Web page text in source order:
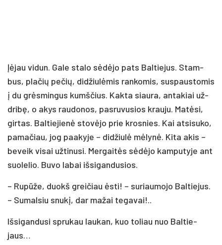
Įė­jau vi­dun. Ga­le sta­lo sė­dė­jo pa­ts Bal­tie­jus. Stam­
bus, pla­čių pe­čių, di­džiu­lė­mis ran­ko­mis, su­spaus­to­mis
į du grės­min­gus kumš­čius. Kak­ta siau­ra, an­ta­kiai už­
dri­bę, o akys rau­do­nos, pa­sru­vu­sios krau­ju. Ma­tė­si,
gir­tas. Bal­tie­jie­nė sto­vė­jo prie kros­nies. Kai at­si­su­ko,
pa­ma­čiau, jog paa­ky­je – di­džiu­lė mė­ly­nė. Ki­ta akis –
be­veik vi­sai už­ti­nu­si. Mer­gai­tės sė­dė­jo kam­pu­ty­je ant
suo­le­lio. Bu­vo la­bai iš­si­gan­du­sios.
– Ru­pū­že, duokš grei­čiau ės­ti! – su­riau­mo­jo Bal­tie­jus.
– Su­mal­siu snu­kį, dar ma­žai te­ga­vai!..
Iš­si­gan­du­si spru­kau lau­kan, kuo to­liau nuo Bal­tie­
jaus…